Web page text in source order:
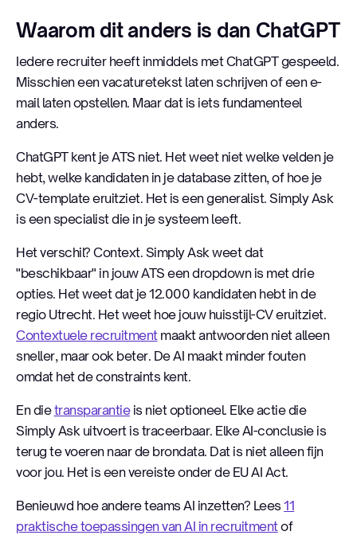
Waarom dit anders is dan ChatGPT
Iedere recruiter heeft inmiddels met ChatGPT gespeeld.
Misschien een vacaturetekst laten schrijven of een e-
mail laten opstellen. Maar dat is iets fundamenteel
anders.
ChatGPT kent je ATS niet. Het weet niet welke velden je
hebt, welke kandidaten in je database zitten, of hoe je
CV-template eruitziet. Het is een generalist. Simply Ask
is een specialist die in je systeem leeft.
Het verschil? Context. Simply Ask weet dat
"beschikbaar" in jouw ATS een dropdown is met drie
opties. Het weet dat je 12.000 kandidaten hebt in de
regio Utrecht. Het weet hoe jouw huisstijl-CV eruitziet.
Contextuele recruitmentmaakt antwoorden niet alleen
sneller, maar ook beter. De AI maakt minder fouten
omdat het de constraints kent.
En dietransparantieis niet optioneel. Elke actie die
Simply Ask uitvoert is traceerbaar. Elke AI-conclusie is
terug te voeren naar de brondata. Dat is niet alleen fijn
voor jou. Het is een vereiste onder de EU AI Act.
Benieuwd hoe andere teams AI inzetten? Lees11
praktische toepassingen van AI in recruitmentof